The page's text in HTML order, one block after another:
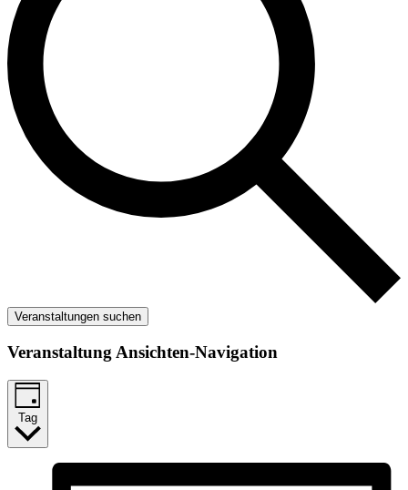
Veranstaltungen suchen
Veranstaltung Ansichten-Navigation
Tag